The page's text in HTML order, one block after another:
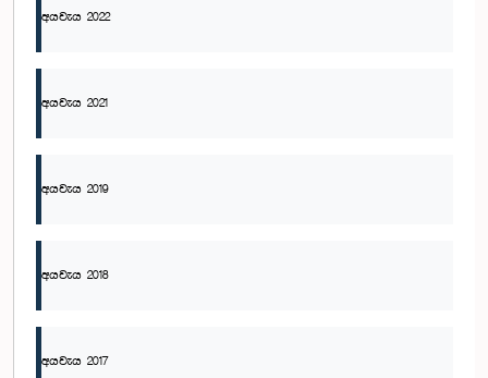
අයවැය 2022
අයවැය 2021
අයවැය 2019
අයවැය 2018
අයවැය 2017